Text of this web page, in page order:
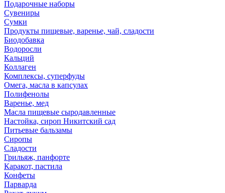
Подарочные наборы
Сувениры
Сумки
Продукты пищевые, варенье, чай, сладости
Биодобавка
Водоросли
Кальций
Коллаген
Комплексы, суперфуды
Омега, масла в капсулах
Полифенолы
Варенье, мед
Масла пищевые сыродавленные
Настойка, сироп Никитский сад
Питьевые бальзамы
Сиропы
Сладости
Грильяж, панфорте
Каракот, пастила
Конфеты
Парварда